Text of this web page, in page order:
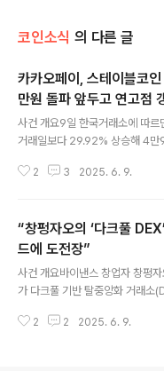
코인소식 의 다른 글
카카오페이, 스테이블코
만원 돌파 앞두고 연고점
사건 개요9일 한국거래소에 따르
거래일보다 29.92% 상승해 4만
소식과 정책 수혜 기대감이 주가
스, 금융서비스, 기타서비스로 나
서는 수수료 수익을, 금융 부문에
매 수수료를 얻고 있습니다.스테
업계는 카카오페이가 블록체인
스템을 도입할 경우 플랫폼 경쟁
로벌 확장 가능성을 확보할 것으
2 3 2025. 6. 9.
“창펑자오의 ‘다크풀
드에 도전장”
사건 개요바이낸스 창업자 창
가 다크풀 기반 탈중앙화 거래소
트레이더 제임스 윈(James
2 2 2025. 6. 9.